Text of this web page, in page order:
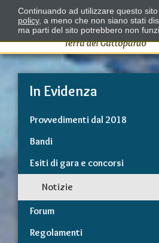
In Evidenza
Provvedimenti dal 2018
Bandi
Esiti di gara e concorsi
Notizie
Forum
Regolamenti
Continuando ad utilizzare questo
policy, a meno che non siano stati
ma parti del sito potrebbero non